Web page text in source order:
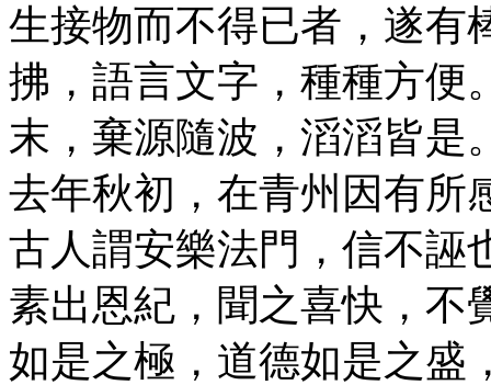
生接物而不得已者，遂有
拂，語言文字，種種方便
末，棄源隨波，滔滔皆是
去年秋初，在青州因有所
古人謂安樂法門，信不誣
素出恩紀，聞之喜快，不
如是之極，道德如是之盛